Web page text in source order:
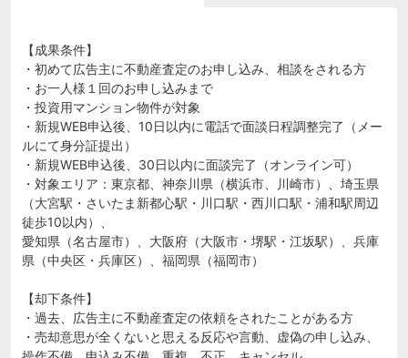
【成果条件】
・初めて広告主に不動産査定のお申し込み、相談をされる方
・お一人様１回のお申し込みまで
・投資用マンション物件が対象
・新規WEB申込後、10日以内に電話で面談日程調整完了（メー
ルにて身分証提出）
・新規WEB申込後、30日以内に面談完了（オンライン可）
・対象エリア：東京都、神奈川県（横浜市、川崎市）、埼玉県
（大宮駅・さいたま新都心駅・川口駅・西川口駅・浦和駅周辺
徒歩10以内）、
愛知県（名古屋市）、大阪府（大阪市・堺駅・江坂駅）、兵庫
県（中央区・兵庫区）、福岡県（福岡市）
【却下条件】
・過去、広告主に不動産査定の依頼をされたことがある方
・売却意思が全くないと思える反応や言動、虚偽の申し込み、